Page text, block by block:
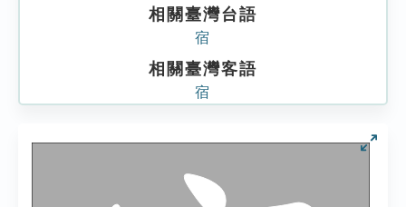
相關臺灣台語
宿
相關臺灣客語
宿